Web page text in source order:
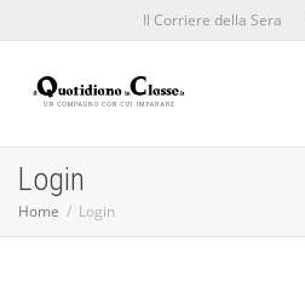
Il Corriere della Sera
Login
Home Login